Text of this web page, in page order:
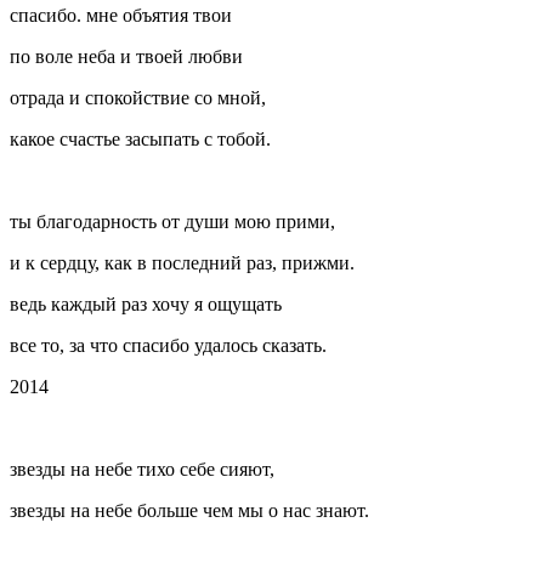
спасибо. мне объятия твои
по воле неба и твоей любви
отрада и спокойствие со мной,
какое счастье засыпать с тобой.
ты благодарность от души мою прими,
и к сердцу, как в последний раз, прижми.
ведь каждый раз хочу я ощущать
все то, за что спасибо удалось сказать.
2014
звезды на небе тихо себе сияют,
звезды на небе больше чем мы о нас знают.